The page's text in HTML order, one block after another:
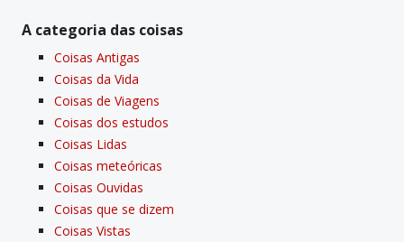
A categoria das coisas
Coisas Antigas
Coisas da Vida
Coisas de Viagens
Coisas dos estudos
Coisas Lidas
Coisas meteóricas
Coisas Ouvidas
Coisas que se dizem
Coisas Vistas